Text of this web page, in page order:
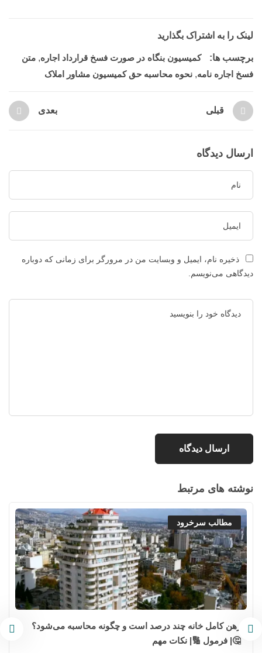
لینک را به اشتراک بگذارید
برچسب ها: کمیسیون بنگاه در صورت فسخ قرارداد اجاره, متن
فسخ اجاره نامه, نحوه محاسبه حق کمیسیون مشاور املاک
قبلی بعدی
ارسال دیدگاه
ذخیره نام، ایمیل و وبسایت من در مرورگر برای زمانی که دوباره
دیدگاهی می‌نویسم.
نوشته های مرتبط
مطالب سرخرود
رهن کامل خانه چند درصد است و چگونه محاسبه می‌شود؟
🤔| فرمول 🔢| نکات مهم